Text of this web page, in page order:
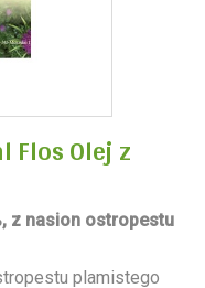
Flos Olej z
z nasion ostropestu
plamistego